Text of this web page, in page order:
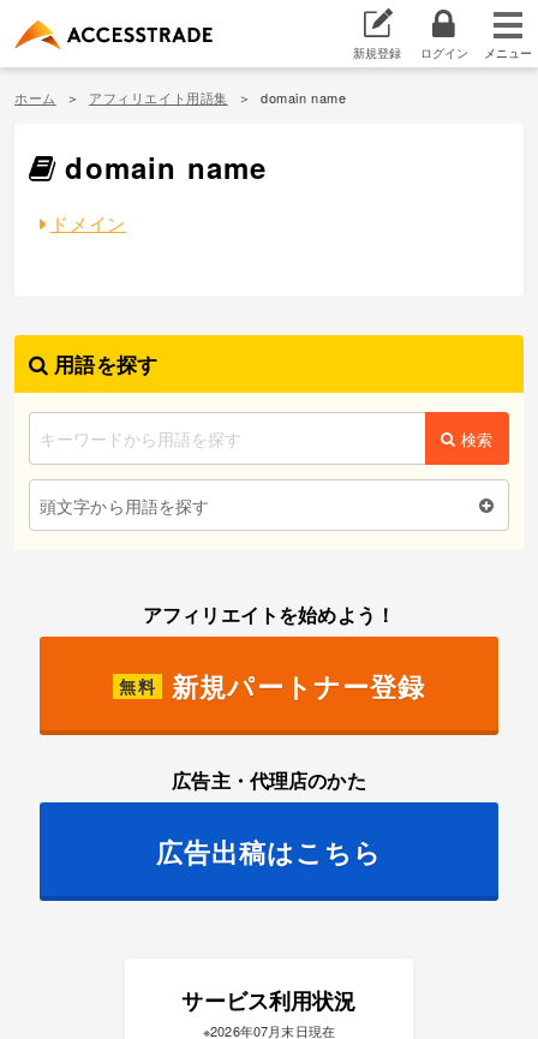
新規登録 ログイン
ホーム アフィリエイト用語集 domain name
domain name
ドメイン
用語を探す
検索
頭文字から用語を探す
アフィリエイトを始めよう！
無料 新規パートナー登録
広告主・代理店のかた
広告出稿はこちら
サービス利用状況
※2026年07月末日現在